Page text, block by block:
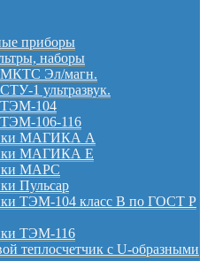
приборы
наборы
МКТС Эл/магн.
1 ультразвук.
ТЭМ-104
ТЭМ-106-116
МАГИКА А
МАГИКА Е
МАРС
Пульсар
ТЭМ-104 класс B по ГОСТ Р
ТЭМ-116
теплосчетчик с U-образными